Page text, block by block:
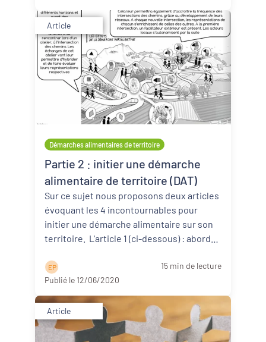
Article
Démarches alimentaires de territoire
Partie 2 : initier une démarche
alimentaire de territoire (DAT)
Sur ce sujet nous proposons deux articles
évoquant les 4 incontournables pour
initier une démarche alimentaire sur son
territoire. L'article 1 (ci-dessous) : aborde
E P
15 min de lecture
Publié le 12/06/2020
Article